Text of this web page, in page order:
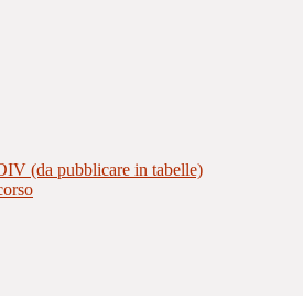
(da pubblicare in tabelle)